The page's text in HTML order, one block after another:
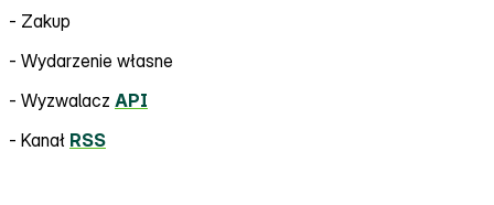
‑ Zakup
‑ Wydarzenie własne
‑ Wyzwalacz API
‑ Kanał RSS